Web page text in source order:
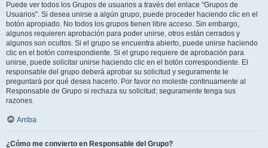
Puede ver todos los Grupos de usuarios a través del enlace “Grupos de
Usuarios”. Si desea unirse a algún grupo, puede proceder haciendo clic en el
botón apropiado. No todos los grupos tienen libre acceso. Sin embargo,
algunos requieren aprobación para poder unirse, otros están cerrados y
algunos son ocultos. Si el grupo se encuentra abierto, puede unirse haciendo
clic en el botón correspondiente. Si el grupo requiere de aprobación para
unirse, puede solicitar unirse haciendo clic en el botón correspondiente. El
responsable del grupo deberá aprobar su solicitud y seguramente le
preguntará por qué desea hacerlo. Por favor no moleste continuamente al
Responsable de Grupo si rechaza su solicitud; seguramente tenga sus
razones.
Arriba
¿Cómo me convierto en Responsable del Grupo?